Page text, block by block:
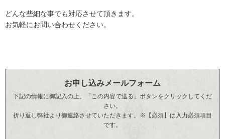
どんな些細な事でも対応させて頂きます。
お気軽にお問い合わせください。
お申し込みメールフォーム
下記の情報に御記入の上、「この内容で送る」ボタンをクリックしてくだ
さい。
折り返し弊社より御連絡させていただきます。※【必須】は入力必須項目
です。